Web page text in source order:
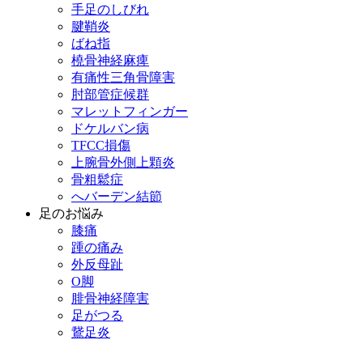
手足のしびれ
腱鞘炎
ばね指
橈骨神経麻痺
有痛性三角骨障害
肘部管症候群
マレットフィンガー
ドケルバン病
TFCC損傷
上腕骨外側上顆炎
骨粗鬆症
へバーデン結節
足のお悩み
膝痛
踵の痛み
外反母趾
О脚
腓骨神経障害
足がつる
鵞足炎